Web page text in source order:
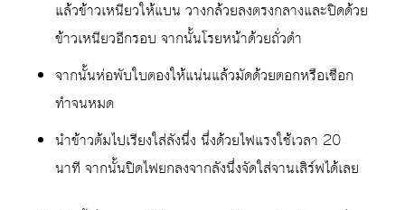
แล้วข้าวเหนียวให้แบน วางกล้วยลงตรงกลางและปิดด้วย
ข้าวเหนียวอีกรอบ จากนั้นโรยหน้าด้วยถั่วดำ
จากนั้นห่อพับใบตองให้แน่นแล้วมัดด้วยตอกหรือเชือก
ทำจนหมด
นำข้าวต้มไปเรียงใส่ลังนึ่ง นึ่งด้วยไฟแรงใช้เวลา 20
นาที จากนั้นปิดไฟยกลงจากลังนึ่งจัดใส่จานเสิร์ฟได้เลย